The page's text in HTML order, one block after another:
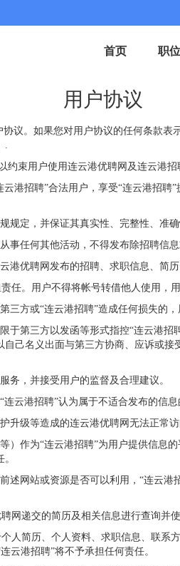
首页 职
用户协议
议。如果您对用户协议的任何条款
约束用户使用连云港优聘网及连云港
云港招聘”合法用户，享受“连云港招
规定，并保证其真实性、完整性、准
事任何其他活动，不得发布除招聘信息
港优聘网发布的招聘、求职信息、简
。用户不得将帐号转借他人使用，
方或“连云港招聘”造成任何损失的，
于第三方以发函等形式指控“连云港
己名义出面与第三方协商、应诉或
务，并接受用户的监督及合理建议。
云港招聘”认为属于不适合发布的信
级等造成的连云港优聘网无法正常访
）作为“连云港招聘”为用户提供信
述网站或资源是否可以利用，“连云
网递交的简历及相关信息进行查询并
人简历、个人资料、求职信息、联
云港招聘”将不予承担任何责任。